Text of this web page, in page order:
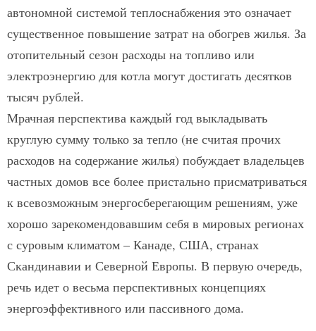
автономной системой теплоснабжения это означает
существенное повышение затрат на обогрев жилья. За
отопительный сезон расходы на топливо или
электроэнергию для котла могут достигать десятков
тысяч рублей.
Мрачная перспектива каждый год выкладывать
круглую сумму только за тепло (не считая прочих
расходов на содержание жилья) побуждает владельцев
частных домов все более пристально присматриваться
к всевозможным энергосберегающим решениям, уже
хорошо зарекомендовавшим себя в мировых регионах
с суровым климатом – Канаде, США, странах
Скандинавии и Северной Европы. В первую очередь,
речь идет о весьма перспективных концепциях
энергоэффективного или пассивного дома.